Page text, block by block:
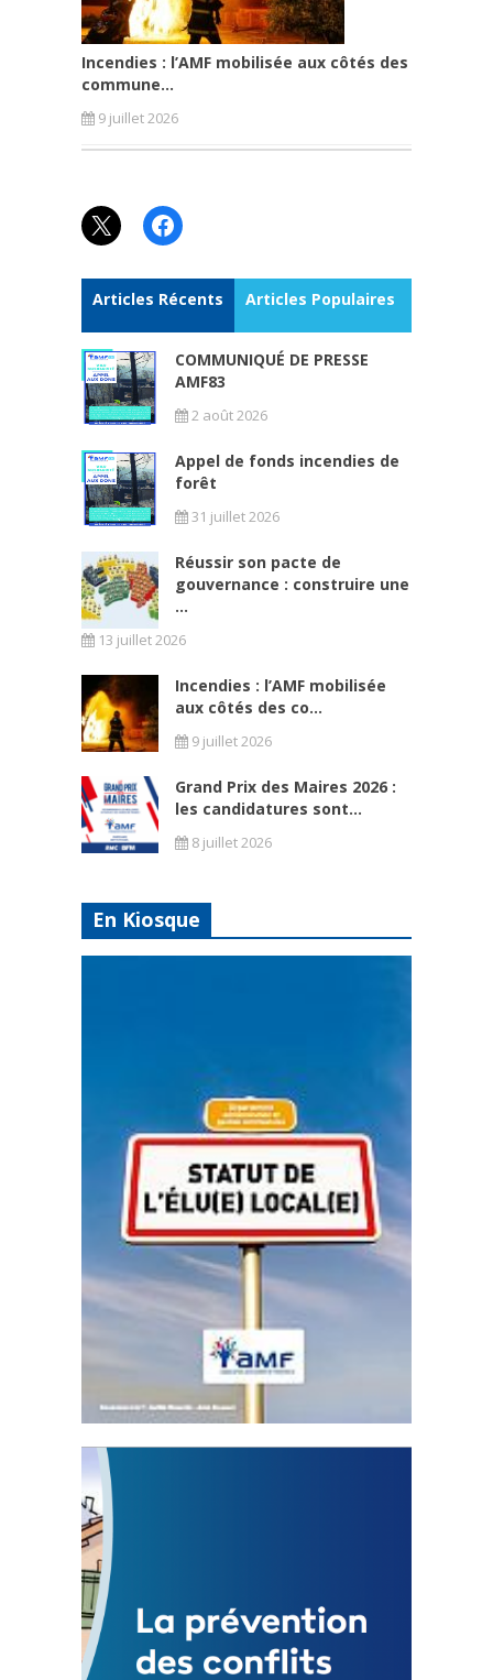
Incendies : l’AMF mobilisée aux côtés des
commune...
9 juillet 2026
X Facebook
Articles Récents Articles Populaires
COMMUNIQUÉ DE PRESSE
AMF83
2 août 2026
Appel de fonds incendies de
forêt
31 juillet 2026
Réussir son pacte de
gouvernance : construire une
...
13 juillet 2026
Incendies : l’AMF mobilisée
aux côtés des co...
9 juillet 2026
Grand Prix des Maires 2026 :
les candidatures sont...
8 juillet 2026
En Kiosque
Statut de l’élu local
3 avril 2024
Mise à jour avril 2024
FEUILLETER